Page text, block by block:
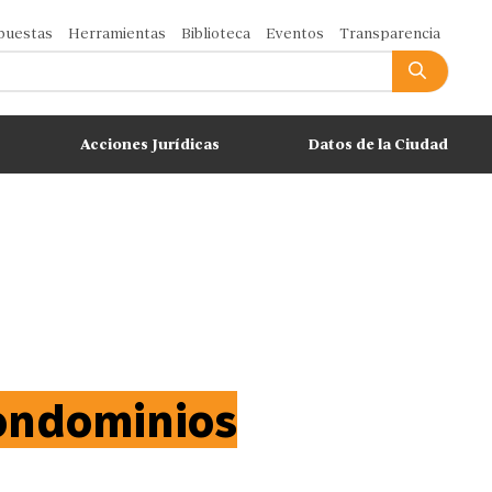
Herramientas Biblioteca Eventos Transparencia
Acciones Jurídicas Datos de la Ciudad